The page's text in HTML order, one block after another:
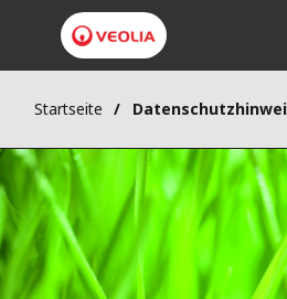
Startseite